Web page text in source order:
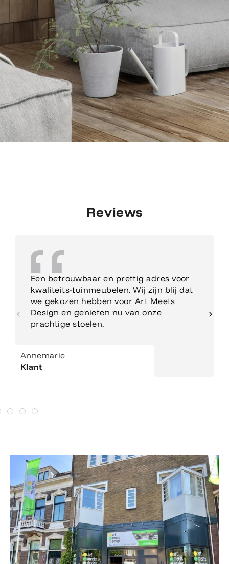
Reviews
Een betrouwbaar en prettig adres voor
kwaliteits-tuinmeubelen. Wij zijn blij dat
we gekozen hebben voor Art Meets
Design en genieten nu van onze
prachtige stoelen.
Annemarie
Klant